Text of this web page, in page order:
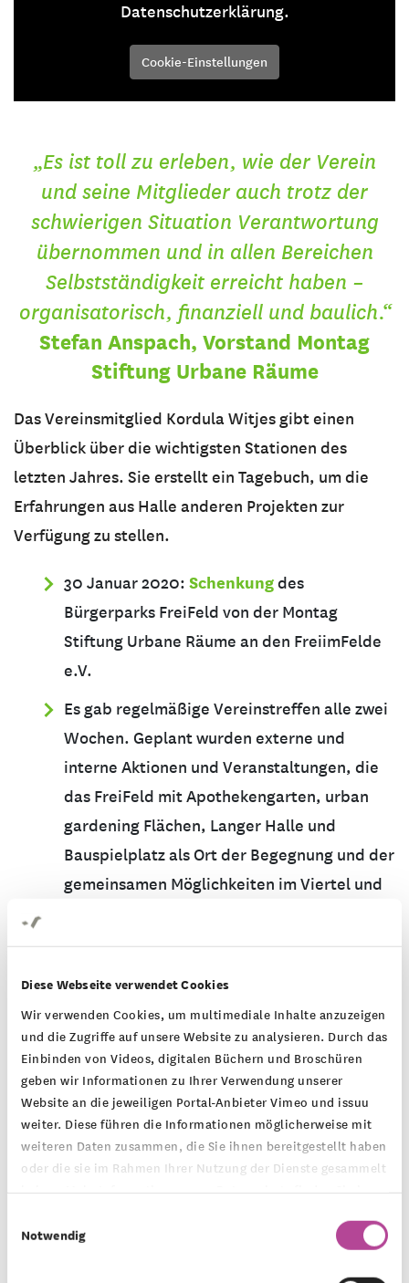
Diese Webseite verwendet Cookies
Wir verwenden Cookies, um multimediale Inhalte anzuzeigen
und die Zugriffe auf unsere Website zu analysieren. Durch das
Einbinden von Videos, digitalen Büchern und Broschüren
geben wir Informationen zu Ihrer Verwendung unserer
Website an die jeweiligen Portal-Anbieter Vimeo und issuu
weiter. Diese führen die Informationen möglicherweise mit
weiteren Daten zusammen, die Sie ihnen bereitgestellt haben
oder die sie im Rahmen Ihrer Nutzung der Dienste gesammelt
haben. Mehr Informationen zum Datenschutz finden Sie in
Notwendig
Datenschutzerklärung.
Cookie-Einstellungen
„Es ist toll zu erleben, wie der Verein
und seine Mitglieder auch trotz der
schwierigen Situation Verantwortung
übernommen und in allen Bereichen
Selbstständigkeit erreicht haben –
organisatorisch, finanziell und baulich.“
Stefan Anspach, Vorstand Montag
Stiftung Urbane Räume
Das Vereinsmitglied Kordula Witjes gibt einen
Überblick über die wichtigsten Stationen des
letzten Jahres. Sie erstellt ein Tagebuch, um die
Erfahrungen aus Halle anderen Projekten zur
Verfügung zu stellen.
30 Januar 2020: Schenkungdes
Bürgerparks FreiFeld von der Montag
Stiftung Urbane Räume an den FreiimFelde
e.V.
Es gab regelmäßige Vereinstreffen alle zwei
Wochen. Geplant wurden externe und
interne Aktionen und Veranstaltungen, die
das FreiFeld mit Apothekengarten, urban
gardening Flächen, Langer Halle und
Bauspielplatz als Ort der Begegnung und der
gemeinsamen Möglichkeiten im Viertel und
Zur Professionalisierung der Tätigkeit
machten sich die Aktiven mit einem
digitalen Management-Tool vertraut.
Ab dem 13. März 2020: Lockdown.
Aktivitäten und Planungen kamen vorläufig
zum Stillstand. Das FreiFeld war offiziell
gesperrt und die Einhaltung wurde, soweit
wie möglich, vom Verein kontrolliert.
nutzte die Zeit und realisierte den